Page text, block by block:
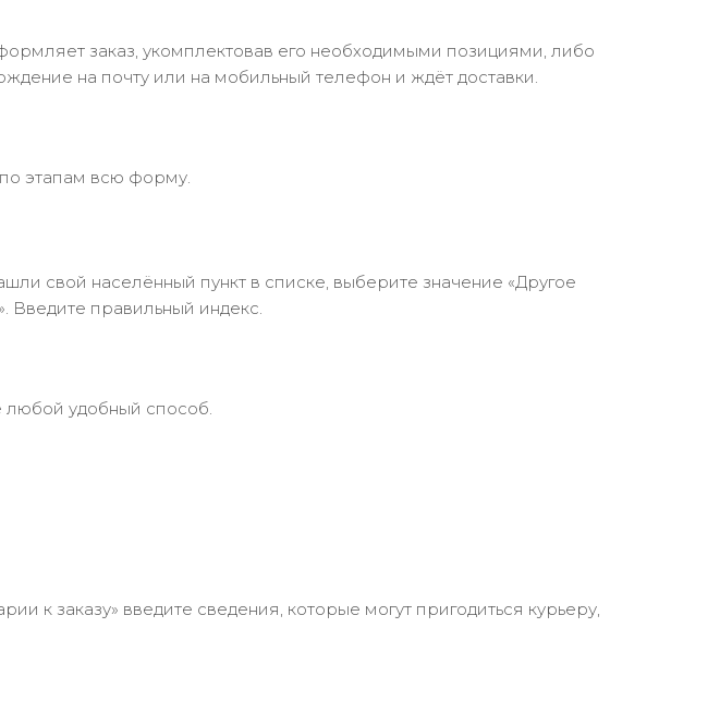
заказ, укомплектовав его необходимыми позициями, либо
на почту или на мобильный телефон и ждёт доставки.
этапам всю форму.
свой населённый пункт в списке, выберите значение «Другое
Введите правильный индекс.
любой удобный способ.
к заказу» введите сведения, которые могут пригодиться курьеру,